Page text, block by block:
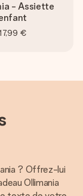
- Assiette
€
? Offrez-lui
Ollimania